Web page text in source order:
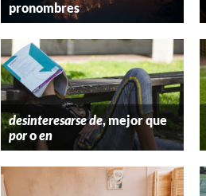
pronombres
desinteresarse de, mejor que
poroen